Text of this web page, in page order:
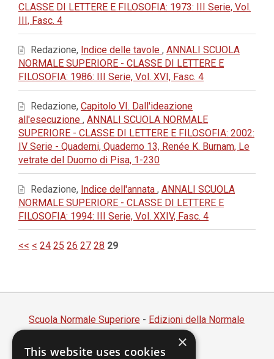
CLASSE DI LETTERE E FILOSOFIA: 1973: III Serie, Vol.
III, Fasc. 4
Redazione, Indice delle tavole , ANNALI SCUOLA
NORMALE SUPERIORE - CLASSE DI LETTERE E
FILOSOFIA: 1986: III Serie, Vol. XVI, Fasc. 4
Redazione, Capitolo VI. Dall'ideazione
all'esecuzione , ANNALI SCUOLA NORMALE
SUPERIORE - CLASSE DI LETTERE E FILOSOFIA: 2002:
IV Serie - Quaderni, Quaderno 13, Renée K. Burnam, Le
vetrate del Duomo di Pisa, 1-230
Redazione, Indice dell'annata , ANNALI SCUOLA
NORMALE SUPERIORE - CLASSE DI LETTERE E
FILOSOFIA: 1994: III Serie, Vol. XXIV, Fasc. 4
<< < 24 25 26 27 28 29
Scuola Normale Superiore - Edizioni della Normale
Piazza dei Cavalieri, 7 - 56126 Pisa
Codice fiscale 80005050507
×
This website uses cookies